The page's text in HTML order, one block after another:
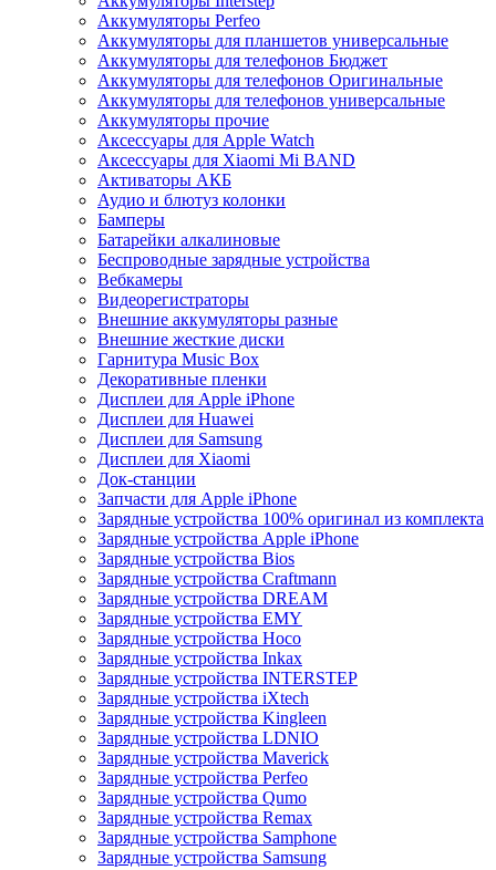
Аккумуляторы Perfeo
Аккумуляторы для планшетов универсальные
Аккумуляторы для телефонов Бюджет
Аккумуляторы для телефонов Оригинальные
Аккумуляторы для телефонов универсальные
Аккумуляторы прочие
Аксессуары для Apple Watch
Аксессуары для Xiaomi Mi BAND
Активаторы АКБ
Аудио и блютуз колонки
Бамперы
Батарейки алкалиновые
Беспроводные зарядные устройства
Вебкамеры
Видеорегистраторы
Внешние аккумуляторы разные
Внешние жесткие диски
Гарнитура Music Box
Декоративные пленки
Дисплеи для Apple iPhone
Дисплеи для Huawei
Дисплеи для Samsung
Дисплеи для Xiaomi
Док-станции
Запчасти для Apple iPhone
Зарядные устройства 100% оригинал из комплекта
Зарядные устройства Apple iPhone
Зарядные устройства Bios
Зарядные устройства Craftmann
Зарядные устройства DREAM
Зарядные устройства EMY
Зарядные устройства Hoco
Зарядные устройства Inkax
Зарядные устройства INTERSTEP
Зарядные устройства iXtech
Зарядные устройства Kingleen
Зарядные устройства LDNIO
Зарядные устройства Maverick
Зарядные устройства Perfeo
Зарядные устройства Qumo
Зарядные устройства Remax
Зарядные устройства Samphone
Зарядные устройства Samsung